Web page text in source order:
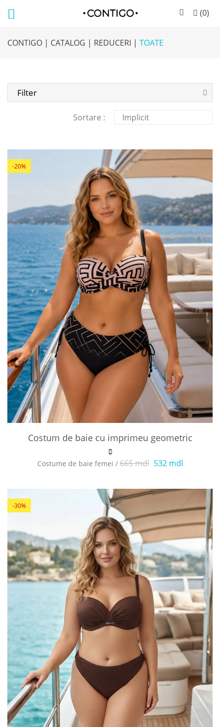
(0)
CONTIGO | CATALOG | REDUCERI | TOATE
Filter
Sortare :
-20%
Costum de baie cu imprimeu geometric
Costume de baie femei /665 mdl 532 mdl
-30%